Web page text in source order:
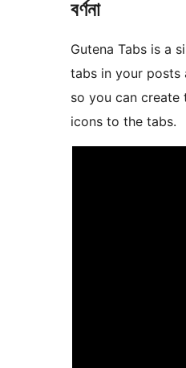
বৰ্ণনা
Gutena Tabs is a
tabs in your posts
so you can
icons to the tabs.